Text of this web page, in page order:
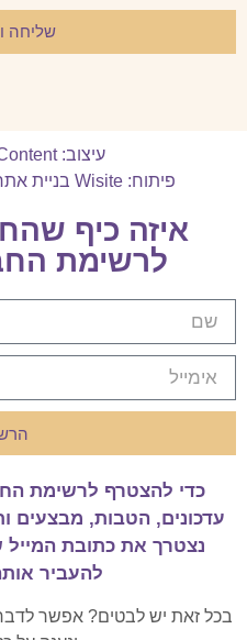
שליחה
עיצוב: Studio Inbal Content
פיתוח: Wisite בניית אתרים
איזה כיף
לרשימת
כדי להצטרף לרשימת
עדכונים, הטבות, מבצעים
נצטרך את כתובת
להעביר
בכל זאת יש לבטים? אפשר